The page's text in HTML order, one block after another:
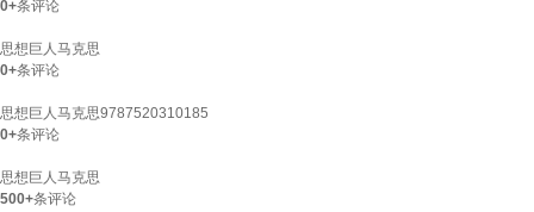
0+条评论
思想巨人马克思
0+条评论
思想巨人马克思9787520310185
0+条评论
思想巨人马克思
500+条评论